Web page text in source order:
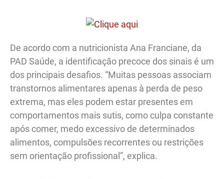
De acordo com a nutricionista Ana Franciane, da
PAD Saúde, a identificação precoce dos sinais é um
dos principais desafios. “Muitas pessoas associam
transtornos alimentares apenas à perda de peso
extrema, mas eles podem estar presentes em
comportamentos mais sutis, como culpa constante
após comer, medo excessivo de determinados
alimentos, compulsões recorrentes ou restrições
sem orientação profissional”, explica.